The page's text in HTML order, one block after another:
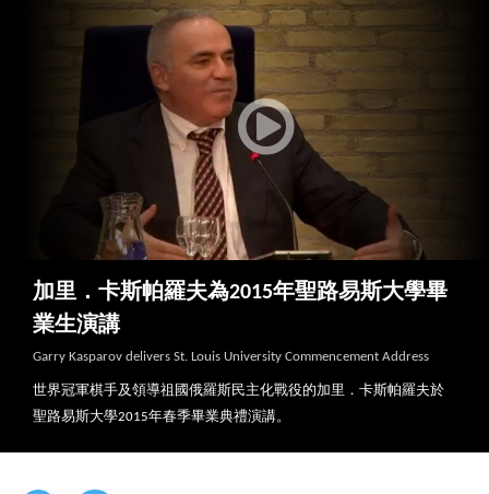
加里．卡斯帕羅夫為2015年聖路易斯大學畢
業生演講
Garry Kasparov delivers St. Louis University Commencement Address
世界冠軍棋手及領導祖國俄羅斯民主化戰役的加里．卡斯帕羅夫於
聖路易斯大學2015年春季畢業典禮演講。